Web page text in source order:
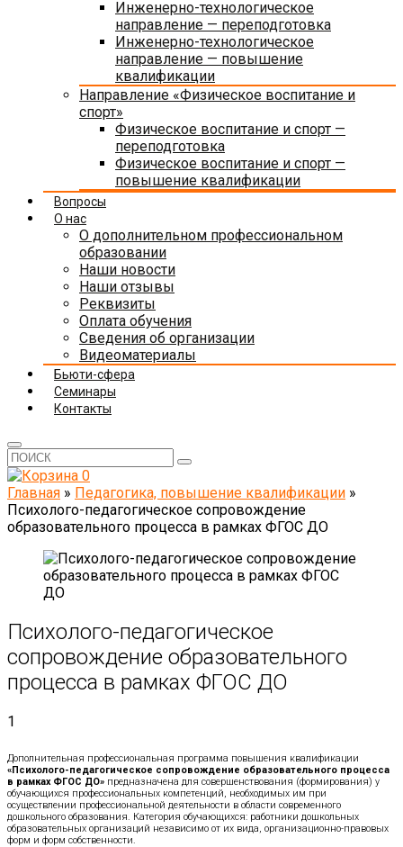
Инженерно-технологическое
направление — переподготовка
Инженерно-технологическое
направление — повышение
квалификации
Направление «Физическое воспитание и
спорт»
Физическое воспитание и спорт —
переподготовка
Физическое воспитание и спорт —
повышение квалификации
Вопросы
О нас
О дополнительном профессиональном
образовании
Наши новости
Наши отзывы
Реквизиты
Оплата обучения
Сведения об организации
Видеоматериалы
Бьюти-сфера
Семинары
Контакты
0
Главная » Педагогика, повышение квалификации »
Психолого-педагогическое сопровождение
образовательного процесса в рамках ФГОС ДО
Психолого-педагогическое
сопровождение образовательного
процесса в рамках ФГОС ДО
1
Дополнительная профессиональная программа повышения квалификации
«Психолого-педагогическое сопровождение образовательного процесса
в рамках ФГОС ДО» предназначена для совершенствования (формирования) у
обучающихся профессиональных компетенций, необходимых им при
осуществлении профессиональной деятельности в области современного
дошкольного образования. Категория обучающихся: работники дошкольных
образовательных организаций независимо от их вида, организационно-правовых
форм и форм собственности.